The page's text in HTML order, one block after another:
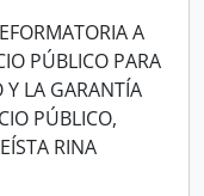
A
PÚBLICO PARA
Y LA GARANTÍA
PÚBLICO,
RINA